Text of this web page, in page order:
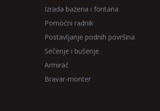
Izrada bazena i fontana
Pomoćni radnik
Postavljanje podnih površina
Sečenje i bušenje
Armirač
Bravar-monter